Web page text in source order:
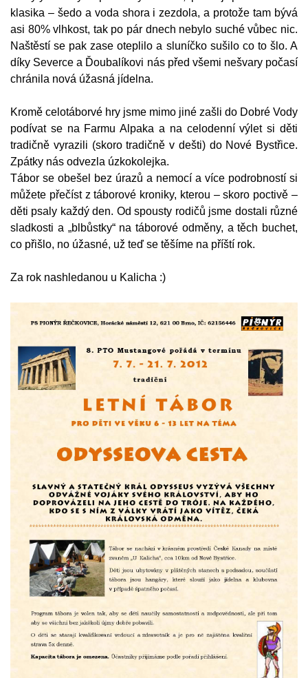
klasika – šedo a voda shora i zezdola, a protože tam bývá
asi 80% vlhkost, tak po pár dnech nebylo suché vůbec nic.
Naštěstí se pak zase oteplilo a sluníčko sušilo co to šlo. A
díky Severce a Ďoubalíkovi nás před všemi nešvary počasí
chránila nová úžasná jídelna.
Kromě celotáborvé hry jsme mimo jiné zašli do Dobré Vody
podívat se na Farmu Alpaka a na celodenní výlet si děti
tradičně vyrazili (skoro tradičně v dešti) do Nové Bystřice.
Zpátky nás odvezla úzkokolejka.
Tábor se obešel bez úrazů a nemocí a více podrobností si
můžete přečíst z táborové kroniky, kterou – skoro poctivě –
děti psaly každý den. Od spousty rodičů jsme dostali různé
sladkosti a „blbůstky“ na táborové odměny, a těch buchet,
co přišlo, no úžasné, už teď se těšíme na příští rok.
Za rok nashledanou u Kalicha :)